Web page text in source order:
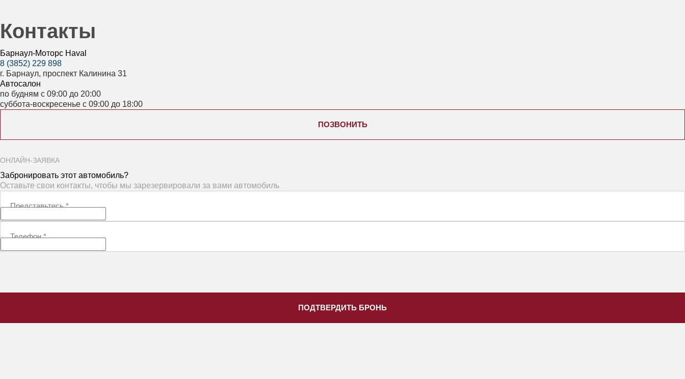
Контакты
Барнаул-Моторс Haval
8 (3852) 229 898
г. Барнаул, проспект Калинина 31
Автосалон
по будням с 09:00 до 20:00
суббота-воскресенье с 09:00 до 18:00
ПОЗВОНИТЬ
ОНЛАЙН-ЗАЯВКА
Забронировать этот автомобиль?
Оставьте свои контакты, чтобы мы зарезервировали за вами автомобиль
Представьтесь*
Телефон*
ПОДТВЕРДИТЬ БРОНЬ